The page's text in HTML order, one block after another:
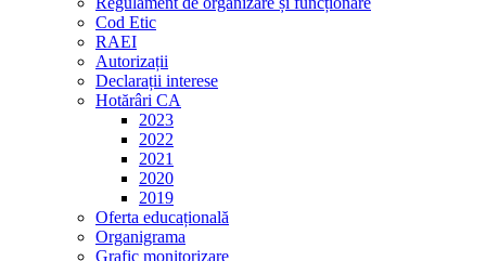
Cod Etic
RAEI
Autorizații
Declarații interese
Hotărâri CA
2023
2022
2021
2020
2019
Oferta educațională
Organigrama
Grafic monitorizare